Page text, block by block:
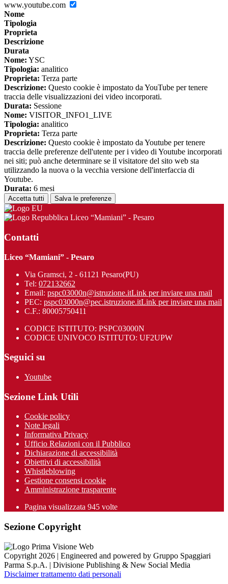
www.youtube.com
Nome
Tipologia
Proprieta
Descrizione
Durata
Nome: YSC
Tipologia: analitico
Proprieta: Terza parte
Descrizione: Questo cookie è impostato da YouTube per tenere
traccia delle visualizzazioni dei video incorporati.
Durata: Sessione
Nome: VISITOR_INFO1_LIVE
Tipologia: analitico
Proprieta: Terza parte
Descrizione: Questo cookie è impostato da Youtube per tenere
traccia delle preferenze dell'utente per i video di Youtube incorporati
nei siti; può anche determinare se il visitatore del sito web sta
utilizzando la nuova o la vecchia versione dell'interfaccia di
Youtube.
Durata: 6 mesi
Accetta tutti Salva le preferenze
Liceo “Mamiani” - Pesaro
Contatti
Liceo “Mamiani” - Pesaro
Via Gramsci, 2 - 61121 Pesaro(PU)
Tel: 072132662
Email: pspc03000n@istruzione.itLink per inviare una mail
PEC: pspc03000n@pec.istruzione.itLink per inviare una mail
C.F.: 80005750411
CODICE ISTITUTO: PSPC03000N
CODICE UNIVOCO ISTITUTO: UF2UPW
Seguici su
Youtube
Sezione Link Utili
Cookie policy
Note legali
Informativa Privacy
Ufficio Relazioni con il Pubblico
Dichiarazione di accessibilità
Obiettivi di accessibilità
Whistleblowing
Gestione consensi cookie
Amministrazione trasparente
Pagina visualizzata 945 volte
Sezione Copyright
Copyright 2026 | Engineered and powered by Gruppo Spaggiari
Parma S.p.A. | Divisione Publishing & New Social Media
Disclaimer trattamento dati personali